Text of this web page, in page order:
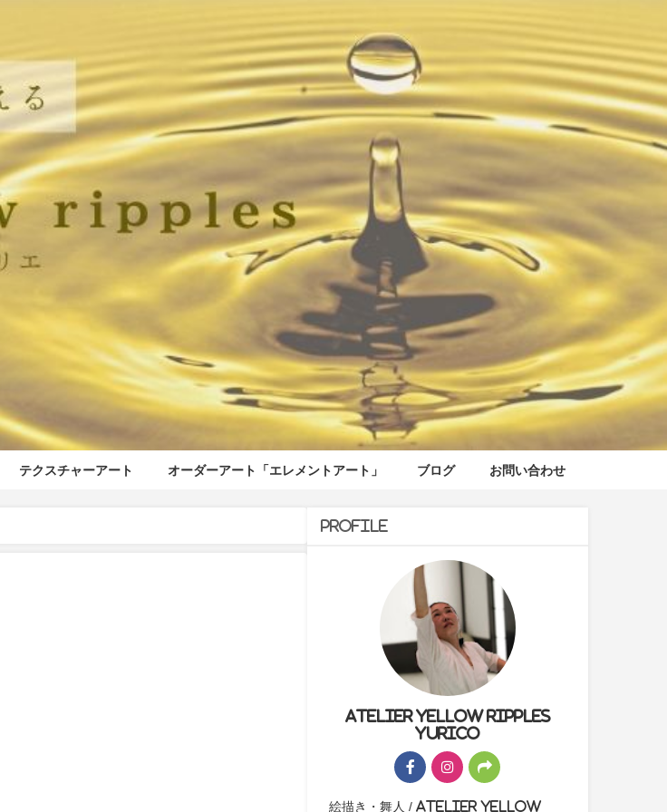
テクスチャーアート オーダーアート「エレメントアート」 ブログ お問い合わせ
Profile
Atelier yellow ripples
yurico
絵描き・舞人 / Atelier yellow